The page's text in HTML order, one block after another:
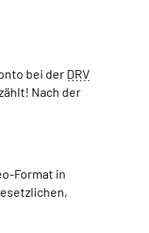
bei der DRV
Nach der
Format in